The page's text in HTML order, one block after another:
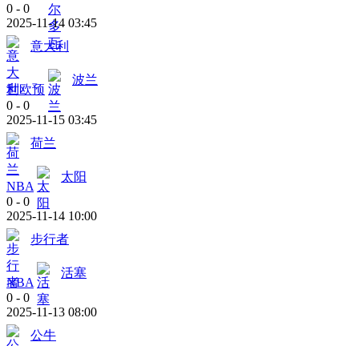
0 - 0
2025-11-14 03:45
意大利
世欧预
波兰
0 - 0
2025-11-15 03:45
荷兰
NBA
太阳
0 - 0
2025-11-14 10:00
步行者
NBA
活塞
0 - 0
2025-11-13 08:00
公牛